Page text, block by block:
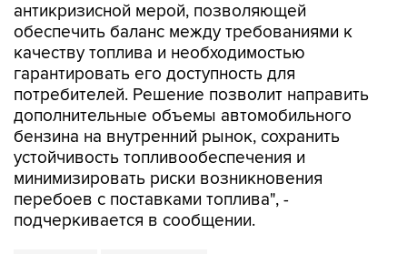
антикризисной мерой, позволяющей
обеспечить баланс между требованиями к
качеству топлива и необходимостью
гарантировать его доступность для
потребителей. Решение позволит направить
дополнительные объемы автомобильного
бензина на внутренний рынок, сохранить
устойчивость топливообеспечения и
минимизировать риски возникновения
перебоев с поставками топлива", -
подчеркивается в сообщении.